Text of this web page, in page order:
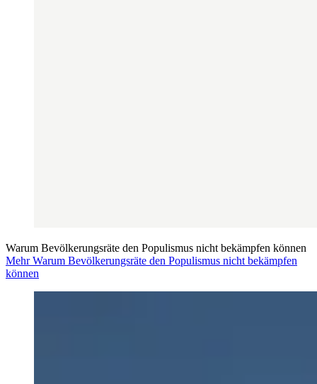
Warum Bevölkerungsräte den Populismus nicht bekämpfen können
Mehr Warum Bevölkerungsräte den Populismus nicht bekämpfen
können